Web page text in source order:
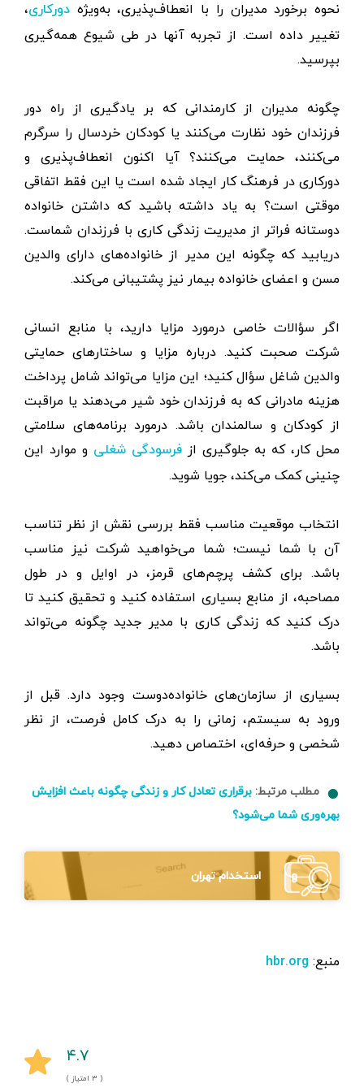
نحوه برخورد مدیران را با انعطاف‌پذیری، به‌ویژه دورکاری،
تغییر داده است. از تجربه آنها در طی شیوع همه‌گیری
بپرسید.
چگونه مدیران از کارمندانی که بر یادگیری از راه دور
فرزندان خود نظارت می‌کنند یا کودکان خردسال را سرگرم
می‌‌کنند، حمایت می‌کنند؟ آیا اکنون انعطاف‌پذیری و
دورکاری در فرهنگ کار ایجاد شده است یا این فقط اتفاقی
موقتی است؟ به یاد داشته باشید که داشتن خانواده
دوستانه فراتر از مدیریت زندگی کاری با فرزندان شماست.
دریابید که چگونه این مدیر از خانواده‌های دارای والدین
مسن و اعضای خانواده بیمار نیز پشتیبانی ‌می‌کند.
اگر سؤالات خاصی درمورد مزایا دارید، با منابع انسانی
شرکت صحبت کنید. درباره مزایا و ساختارهای حمایتی
والدین شاغل سؤال کنید؛ این مزایا می‌تواند شامل پرداخت
هزینه مادرانی که به فرزندان خود شیر می‌دهند یا مراقبت
از کودکان و سالمندان باشد. درمورد برنامه‌های سلامتی
محل کار، که به جلوگیری از فرسودگی شغلی و موارد این
چنینی کمک می‌کند، جویا شوید.
انتخاب موقعیت مناسب فقط بررسی نقش از نظر تناسب
آن با شما نیست؛ شما می‌خواهید شرکت نیز مناسب
باشد. برای کشف پرچم‌های قرمز، در اوایل و در طول
مصاحبه، از منابع بسیاری استفاده کنید و تحقیق کنید تا
درک کنید که زندگی کاری با مدیر جدید چگونه می‌تواند
باشد.
بسیاری از سازمان‌های خانواده‌دوست وجود دارد. قبل از
ورود به سیستم، زمانی را به درک کامل فرصت، از نظر
شخصی و حرفه‌ای، اختصاص دهید.
مطلب مرتبط: برقراری تعادل کار و زندگی چگونه باعث افزایش
بهره‌وری شما می‌شود؟
استخدام تهران
منبع: hbr.org
۴.۷
( ۳ امتیاز )